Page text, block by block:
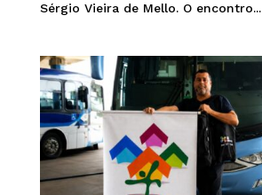
Sérgio Vieira de Mello. O encontro...